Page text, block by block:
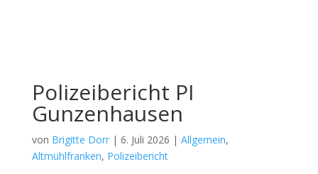
Polizeibericht PI
Gunzenhausen
von Brigitte Dorr| 6. Juli 2026 | Allgemein,
Altmühlfranken, Polizeibericht